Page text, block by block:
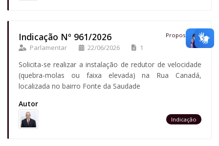
Indicação Nº 961/2026 Proposição
Parlamentar 22/06/2026 1
Solicita-se realizar a instalação de redutor de velocidade
(quebra-molas ou faixa elevada) na Rua Canadá,
localizada no bairro Fonte da Saudade
Autor
Indicação